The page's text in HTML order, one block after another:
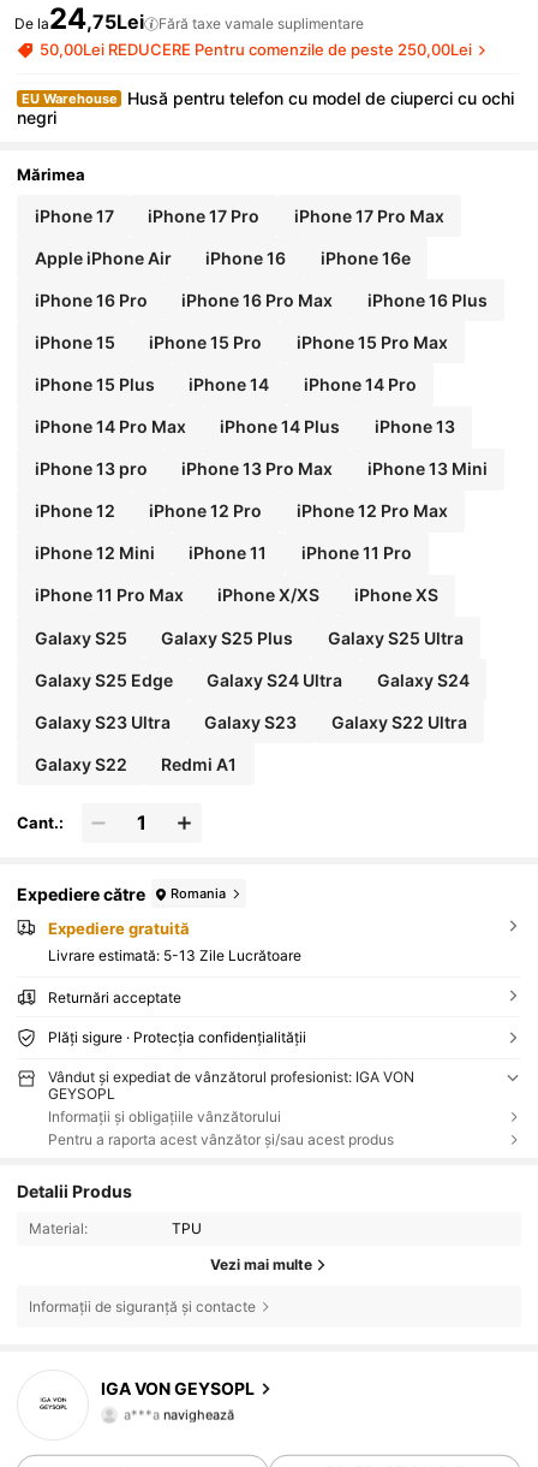
De la24,75Lei Fără taxe vamale suplimentare
50,00Lei REDUCERE Pentru comenzile de peste 250,00Lei
EU Warehouse
Husă pentru telefon cu model de ciuperci cu ochi
negri
Mărimea
iPhone 17 iPhone 17 Pro iPhone 17 Pro Max
Apple iPhone Air iPhone 16 iPhone 16e
iPhone 16 Pro iPhone 16 Pro Max iPhone 16 Plus
iPhone 15 iPhone 15 Pro iPhone 15 Pro Max
iPhone 15 Plus iPhone 14 iPhone 14 Pro
iPhone 14 Pro Max iPhone 14 Plus iPhone 13
iPhone 13 pro iPhone 13 Pro Max iPhone 13 Mini
iPhone 12 iPhone 12 Pro iPhone 12 Pro Max
iPhone 12 Mini iPhone 11 iPhone 11 Pro
iPhone 11 Pro Max iPhone X/XS iPhone XS
Galaxy S25 Galaxy S25 Plus Galaxy S25 Ultra
Galaxy S25 Edge Galaxy S24 Ultra Galaxy S24
Galaxy S23 Ultra Galaxy S23 Galaxy S22 Ultra
Galaxy S22 Redmi A1
Cant.:
Expediere către Romania
Expediere gratuită
Livrare estimată: 5-13 Zile Lucrătoare
Returnări acceptate
Plăți sigure · Protecția confidențialității
Vândut și expediat de vânzătorul profesionist: IGA VON
GEYSOPL
Informații și obligațiile vânzătorului
Pentru a raporta acest vânzător și/sau acest produs
Detalii Produs
Material: TPU
Vezi mai multe
Informații de siguranță și contacte
IGA VON GEYSOPL
9 Urmăritori
4,83 9 Urmăritori
a***anavighează
4,83
9 Urmăritori